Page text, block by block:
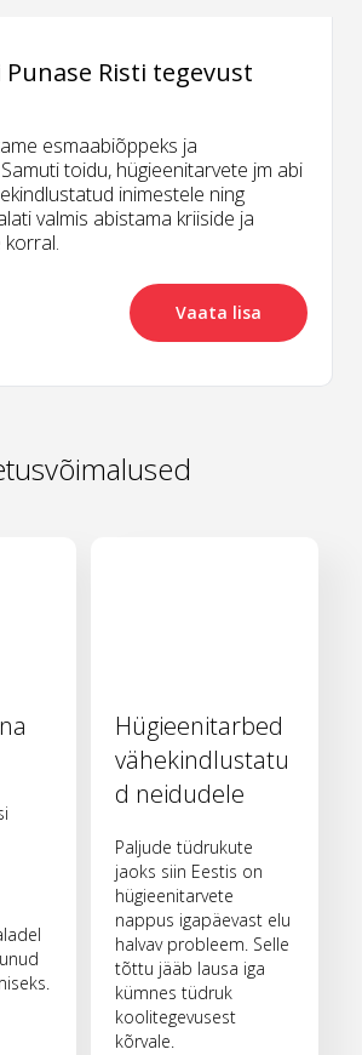
Punase Risti tegevust
esmaabiõppeks ja
toidu, hügieenitarvete jm abi
inimestele ning
valmis abistama kriiside ja
Vaata lisa
Hügieenitarbed
vähekindlustatu
d neidudele
Paljude tüdrukute
jaoks siin Eestis on
hügieenitarvete
nappus igapäevast elu
halvav probleem. Selle
tõttu jääb lausa iga
kümnes tüdruk
koolitegevusest
kõrvale.